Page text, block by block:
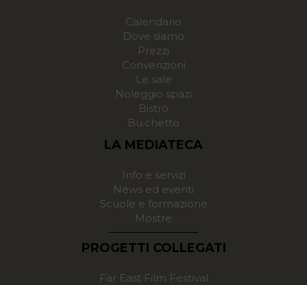
Calendario
Dove siamo
Prezzi
Convenzioni
Le sale
Noleggio spazi
Bistrò
Bu.chetto
LA MEDIATECA
Info e servizi
News ed eventi
Scuole e formazione
Mostre
PROGETTI COLLEGATI
Far East Film Festival